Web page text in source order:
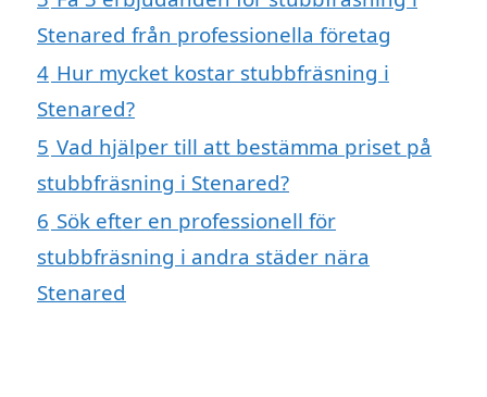
Stenared från professionella företag
4 Hur mycket kostar stubbfräsning i
Stenared?
5 Vad hjälper till att bestämma priset på
stubbfräsning i Stenared?
6 Sök efter en professionell för
stubbfräsning i andra städer nära
Stenared